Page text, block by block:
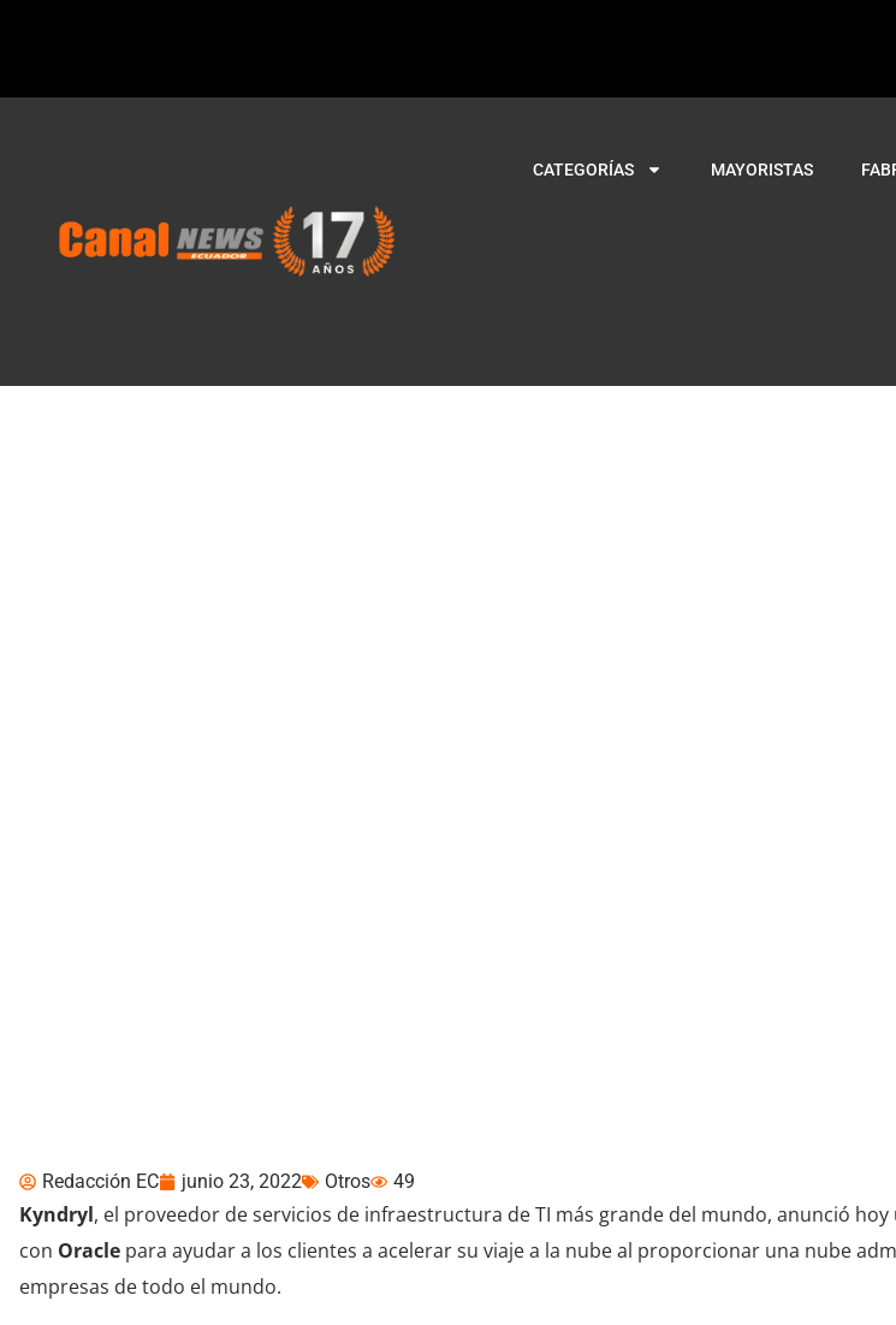
CATEGORÍAS MAYORISTAS
Redacción EC junio 23, 2022 Otros 49
Kyndryl, el proveedor de servicios de infraestructura de TI más grande del mundo, anunció hoy
con Oracle para ayudar a los clientes a acelerar su viaje a la nube al proporcionar una nube
empresas de todo el mundo.